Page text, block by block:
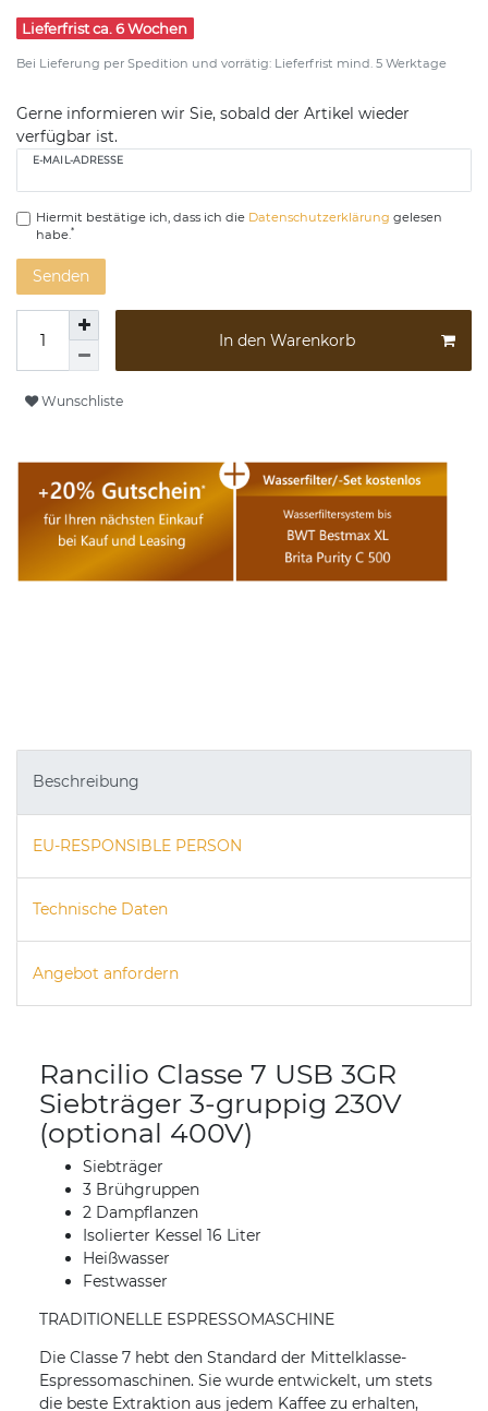
Lieferfrist ca. 6 Wochen
Bei Lieferung per Spedition und vorrätig: Lieferfrist mind. 5 Werktage
Gerne informieren wir Sie, sobald der Artikel wieder
verfügbar ist.
E-MAIL-ADRESSE
Hiermit bestätige ich, dass ich die Daten­schutz­erklärung gelesen
habe.*
Senden
In den Warenkorb
Wunschliste
Beschreibung
EU-RESPONSIBLE PERSON
Technische Daten
Angebot anfordern
Rancilio Classe 7 USB 3GR
Siebträger 3-gruppig 230V
(optional 400V)
Siebträger
3 Brühgruppen
2 Dampflanzen
Isolierter Kessel 16 Liter
Heißwasser
Festwasser
TRADITIONELLE ESPRESSOMASCHINE
Die Classe 7 hebt den Standard der Mittelklasse-
Espressomaschinen. Sie wurde entwickelt, um stets
die beste Extraktion aus jedem Kaffee zu erhalten,